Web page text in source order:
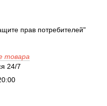
прав потребителей"
товара
24/7